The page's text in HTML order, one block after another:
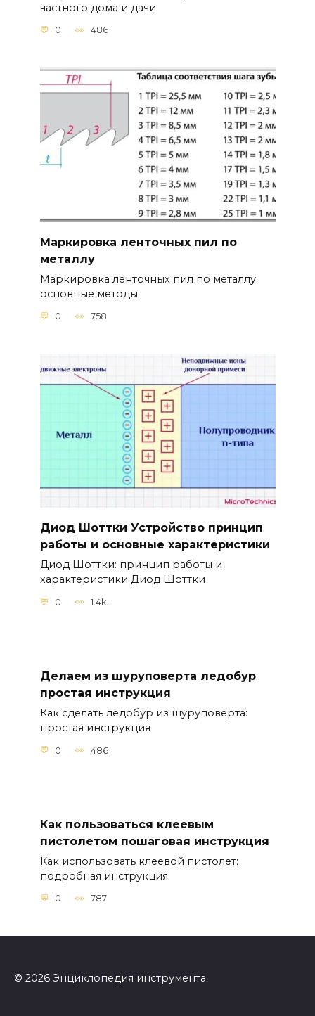
частного дома и дачи
0 486
Маркировка ленточных пил по
металлу
Маркировка ленточных пил по металлу:
основные методы
0 758
Диод Шоттки Устройство принцип
работы и основные характеристики
Диод Шоттки: принцип работы и
характеристики Диод Шоттки
0 1.4k.
Делаем из шуруповерта ледобур
простая инструкция
Как сделать ледобур из шуруповерта:
простая инструкция
0 486
Как пользоваться клеевым
пистолетом пошаговая инструкция
Как использовать клеевой пистолет:
подробная инструкция
0 787
© 2026 Энциклопедия инструмента